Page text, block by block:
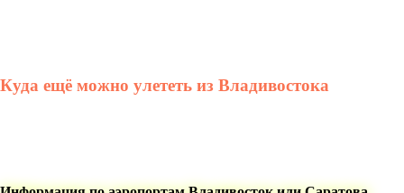
Куда ещё можно улететь из Владивостока